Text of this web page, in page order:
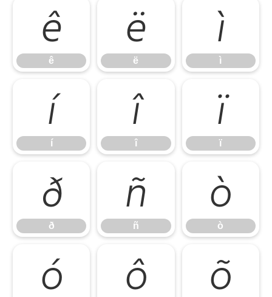
ê
ê
ë
ë
ì
ì
í
í
î
î
ï
ï
ð
ð
ñ
ñ
ò
ò
ó ô õ